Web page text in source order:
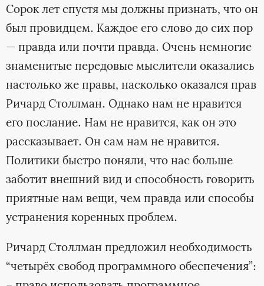
Сорок лет спустя мы должны признать, что он
был провидцем. Каждое его слово до сих пор
— правда или почти правда. Очень немногие
знаменитые передовые мыслители оказались
настолько же правы, насколько оказался прав
Ричард Столлман. Однако нам не нравится
его послание. Нам не нравится, как он это
рассказывает. Он сам нам не нравится.
Политики быстро поняли, что нас больше
заботит внешний вид и способность говорить
приятные нам вещи, чем правда или способы
устранения коренных проблем.
Ричард Столлман предложил необходимость
“четырёх свобод программного обеспечения”: